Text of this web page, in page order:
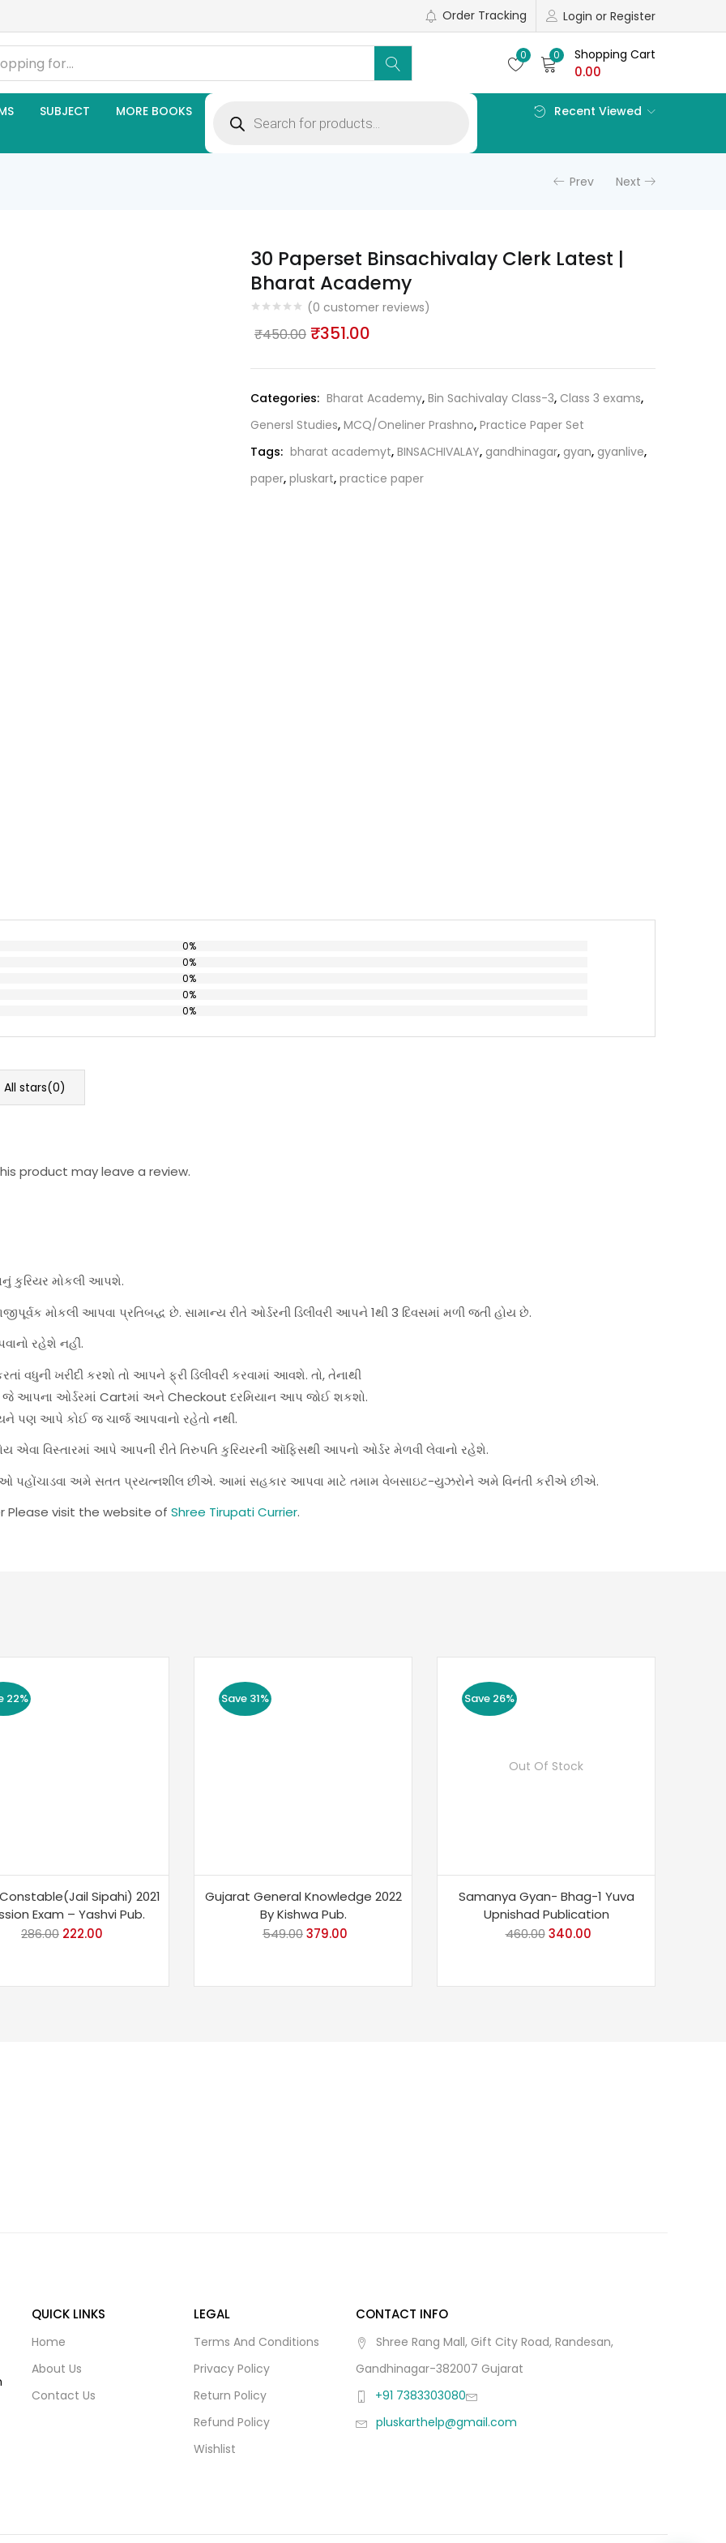
Login or Register
Order Tracking
0 0 Shopping Cart
0.00
SUBJECT MORE BOOKS search Recent Viewed
Prev Next
30 Paperset Binsachivalay Clerk Latest |
Bharat Academy
(0 customer reviews)
₹450.00 Original
was:
₹450.00.
₹351.00
is:
₹351.00.
Categories: Bharat Academy, Bin Sachivalay Class-3, Class 3 exams,
Genersl Studies, MCQ/Oneliner Prashno, Practice Paper Set
Tags: bharat academyt, BINSACHIVALAY, gandhinagar, gyan, gyanlive,
paper, pluskart, practice paper
0%
0%
0%
0%
0%
All stars(0)
product may leave a review.
કુરિયર મોકલી આપશે.
મોકલી આપવા પ્રતિબદ્ધ છે. સામાન્ય રીતે ઓર્ડરની ડિલીવરી આપને 1થી 3 દિવસમાં મળી જતી હોય છે.
રહેશે નહીં.
વધુની ખરીદી કરશો તો આપને ફ્રી ડિલીવરી કરવામાં આવશે. તો, તેનાથી
જે આપના ઓર્ડરમાં Cartમાં અને Checkout દરમિયાન આપ જોઈ શકશો.
પણ આપે કોઈ જ ચાર્જ આપવાનો રહેતો નથી.
એવા વિસ્તારમાં આપે આપની રીતે તિરુપતિ કુરિયરની ઑફિસથી આપનો ઓર્ડર મેળવી લેવાનો રહેશે.
પહોંચાડવા અમે સતત પ્રયત્નશીલ છીએ. આમાં સહકાર આપવા માટે તમામ વેબસાઇટ-યુઝરોને અમે વિનંતી કરીએ છીએ.
Please visit the website of Shree Tirupati Currier.
22%
Sipahi) 2021
Exam – Yashvi Pub.
286.00 Original
222.00
Save 31%
Gujarat General Knowledge 2022
By Kishwa Pub.
549.00 Original
379.00
Save 26%
Out Of Stock
Samanya Gyan- Bhag-1 Yuva
Upnishad Publication
460.00 Original
340.00Current
QUICK LINKS
Home
About Us
Contact Us
LEGAL
Terms And Conditions
Privacy Policy
Return Policy
Refund Policy
Wishlist
CONTACT INFO
Shree Rang Mall, Gift City Road, Randesan,
Gandhinagar-382007 Gujarat
+91 7383303080
pluskarthelp@gmail.com